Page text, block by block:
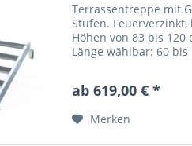
Terrassentreppe mit
Stufen. Feuerverzinkt,
Höhen von 83 bis 120
Länge wählbar: 60 bis
Wahl. Trittsicher mit
ab 619,00 € *
Merken